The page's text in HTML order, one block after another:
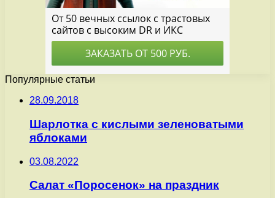
Популярные статьи
28.09.2018
Шарлотка с кислыми зеленоватыми
яблоками
03.08.2022
Салат «Поросенок» на праздник